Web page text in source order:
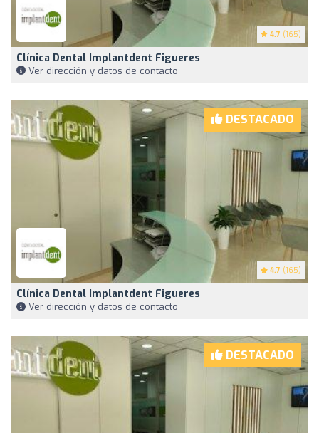
4.7 (165)
Clínica Dental Implantdent Figueres
Ver dirección y datos de contacto
DESTACADO
4.7 (165)
Clínica Dental Implantdent Figueres
Ver dirección y datos de contacto
DESTACADO